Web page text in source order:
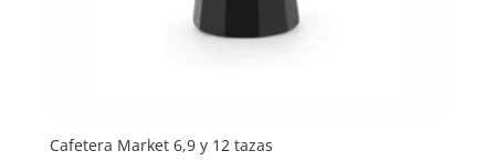
Cafetera Market 6,9 y 12 tazas